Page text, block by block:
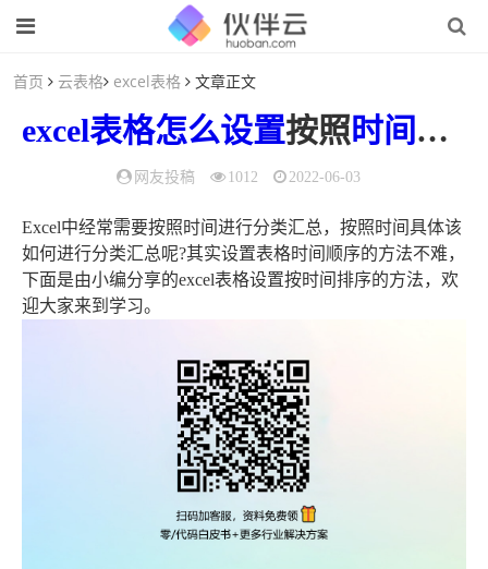
首页 云表格 excel表格 文章正文
excel表格怎么设置按照时间 排序
网友投稿 1012 2022-06-03
Excel中经常需要按照时间进行分类汇总，按照时间具体该
如何进行分类汇总呢?其实设置表格时间顺序的方法不难，
下面是由小编分享的excel表格设置按时间排序的方法，欢
迎大家来到学习。